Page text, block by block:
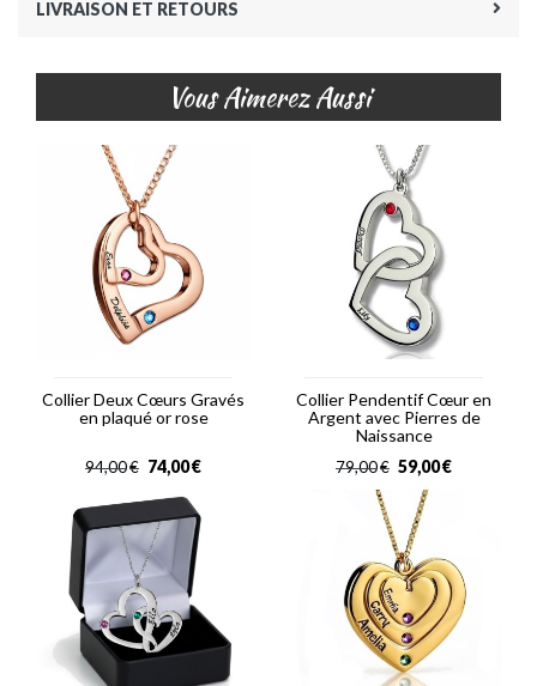
LIVRAISON ET RETOURS
Vous Aimerez Aussi
Collier Deux Cœurs Gravés
en plaqué or rose
€
94,00 €
74,00
Collier Pendentif Cœur en
Argent avec Pierres de
Naissance
€
79,00 €
59,00